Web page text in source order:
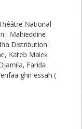
National
: Mahieddine
Distribution :
Kateb Malek
Farida
ghir essah (